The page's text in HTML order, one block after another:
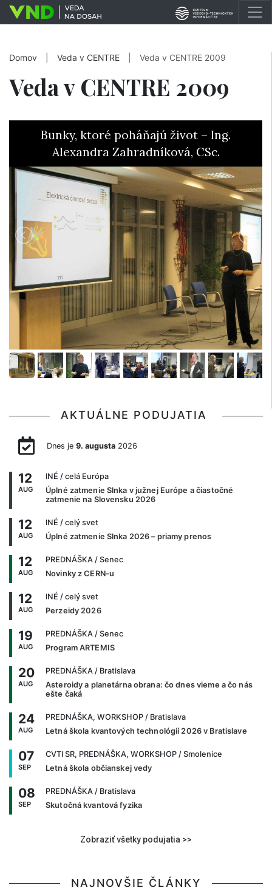
Domov Veda v CENTRE Veda v CENTRE 2009
Veda v CENTRE 2009
Bunky, ktoré poháňajú život – Ing.
Alexandra Zahradníková, CSc.
AKTUÁLNE PODUJATIA
Dnes je 9. augusta2026
12
AUG
INÉ / celá Európa
Úplné zatmenie Slnka v južnej Európe a čiastočné
zatmenie na Slovensku 2026
12
AUG
INÉ / celý svet
Úplné zatmenie Slnka 2026 – priamy prenos
12
AUG
PREDNÁŠKA / Senec
Novinky z CERN-u
12
AUG
INÉ / celý svet
Perzeidy 2026
19
AUG
PREDNÁŠKA / Senec
Program ARTEMIS
20
AUG
PREDNÁŠKA / Bratislava
Asteroidy a planetárna obrana: čo dnes vieme a čo nás
ešte čaká
24
AUG
PREDNÁŠKA, WORKSHOP / Bratislava
Letná škola kvantových technológií 2026 v Bratislave
07
SEP
CVTI SR, PREDNÁŠKA, WORKSHOP / Smolenice
Letná škola občianskej vedy
08
SEP
PREDNÁŠKA / Bratislava
Skutočná kvantová fyzika
Zobraziť všetky podujatia >>
NAJNOVŠIE ČLÁNKY